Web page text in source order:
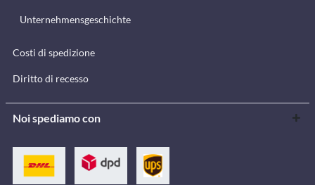
Unternehmensgeschichte
Costi di spedizione
Diritto di recesso
Noi spediamo con